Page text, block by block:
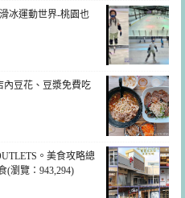
冰運動世界-桃園也
內豆花、豆漿免費吃
。美食攻略總
(瀏覽：943,294)